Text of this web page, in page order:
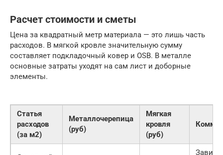
Расчет стоимости и сметы
Цена за квадратный метр материала — это лишь часть
расходов. В мягкой кровле значительную сумму
составляет подкладочный ковер и OSB. В металле
основные затраты уходят на сам лист и доборные
элементы.
Статья
расходов
(за м2)
Металлочерепица
(руб)
Мягкая
кровля
(руб)